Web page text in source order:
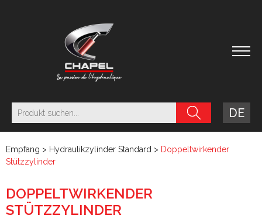
DE
Empfang > Hydraulikzylinder Standard > Doppeltwirkender
Stützzylinder
DOPPELTWIRKENDER
STÜTZZYLINDER